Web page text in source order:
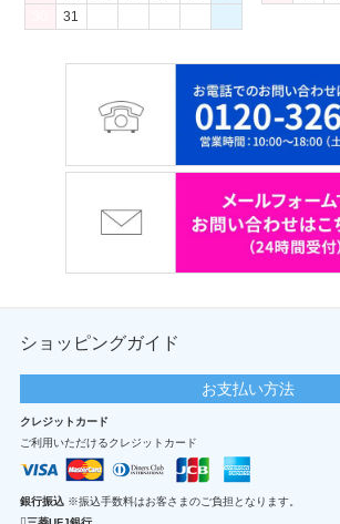
31
ショッピングガイド
お支払い方法
クレジットカード
ご利用いただけるクレジットカード
銀行振込 ※振込手数料はお客さまのご負担となります。